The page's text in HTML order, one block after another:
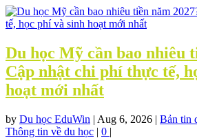
Du học Mỹ cần bao nhiêu
Cập nhật chi phí thực tế,
hoạt mới nhất
by Du học EduWin | Aug 6, 2026 | Bản tin
Thông tin về du học | 0 |